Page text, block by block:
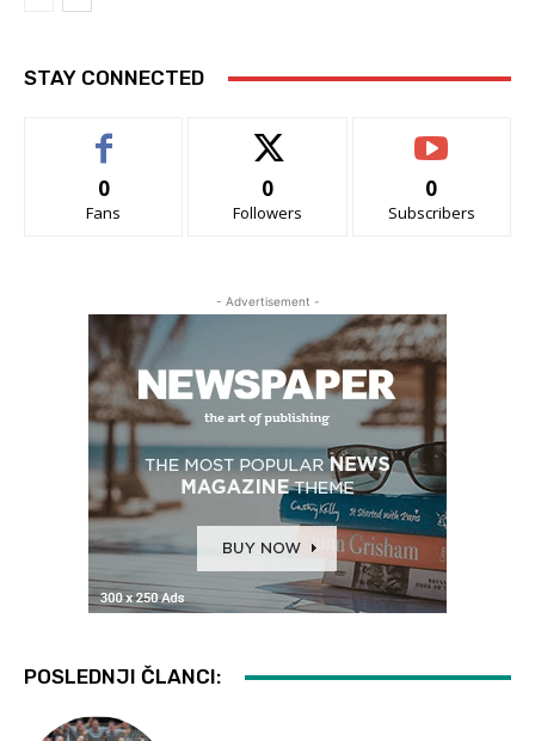
STAY CONNECTED
0
Fans
0
Followers
0
Subscribers
- Advertisement -
POSLEDNJI ČLANCI: